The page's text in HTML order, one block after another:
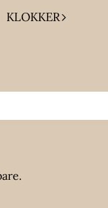
KLOKKER